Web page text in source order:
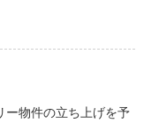
ー物件の立ち上げを予